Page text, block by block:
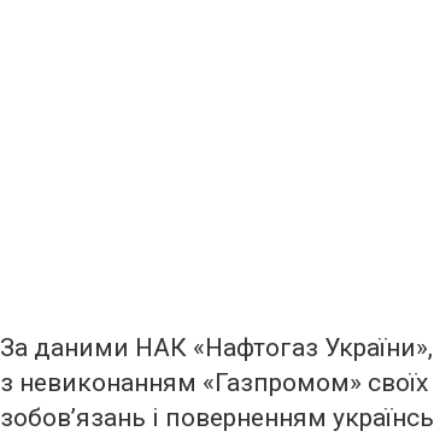
За даними НАК «Нафтогаз України»,
з невиконанням «Газпромом» своїх
зобов’язань і поверненням